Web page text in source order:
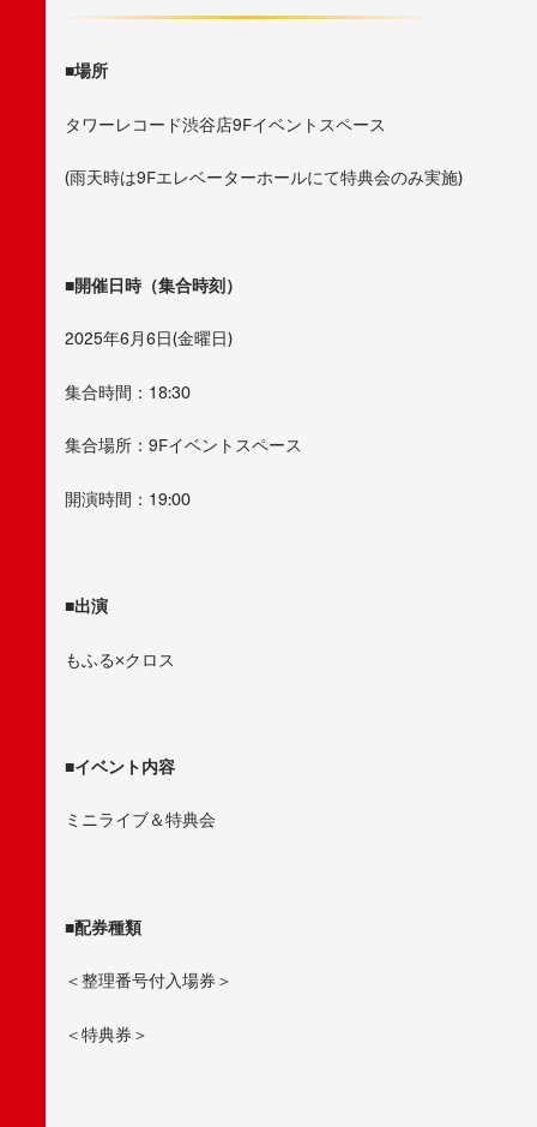
■場所
タワーレコード渋谷店9Fイベントスペース
(雨天時は9Fエレベーターホールにて特典会のみ実施)
■開催日時（集合時刻）
2025年6月6日(金曜日)
集合時間：18:30
集合場所：9Fイベントスペース
開演時間：19:00
■出演
もふる×クロス
■イベント内容
ミニライブ＆特典会
■配券種類
＜整理番号付入場券＞
＜特典券＞